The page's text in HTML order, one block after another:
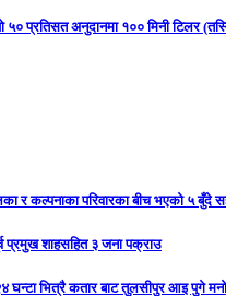
५० प्रतिसत अनुदानमा १०० मिनी टिलर
र कल्पनाका परिवारका बीच भएको ५ बुँदे
प्रमुख शाहसहित ३ जना पक्राउ
घन्टा भित्रै कतार बाट तुलसीपुर आइ पुगे